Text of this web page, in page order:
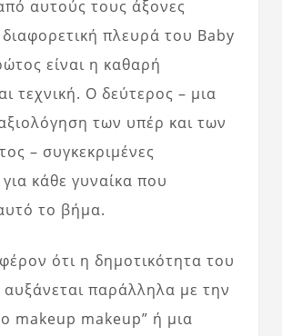
αυτούς τους άξονες
διαφορετική πλευρά του Baby
είναι η καθαρή
τεχνική. Ο δεύτερος – μια
αξιολόγηση των υπέρ και των
– συγκεκριμένες
κάθε γυναίκα που
το βήμα.
ότι η δημοτικότητα του
παράλληλα με την
makeup makeup” ή μια